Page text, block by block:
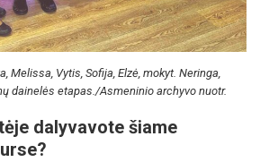
Melissa, Vytis, Sofija, Elzė, mokyt. Neringa,
dainelės etapas./Asmeninio archyvo nuotr.
dalyvavote šiame